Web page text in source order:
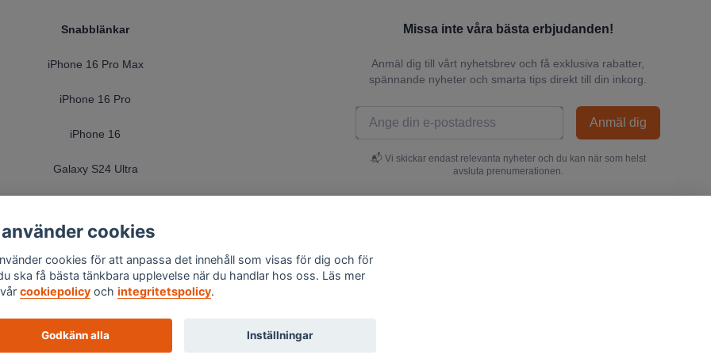
Snabblänkar
iPhone 16 Pro Max
iPhone 16 Pro
iPhone 16
Galaxy S24 Ultra
Galaxy S24
Missa inte våra bästa erbjudanden!
Anmäl dig till vårt nyhetsbrev och få exklusiva rabatter,
spännande nyheter och smarta tips direkt till din inkorg.
Anmäl dig
📬 Vi skickar endast relevanta nyheter och du kan när som helst
avsluta prenumerationen.
© 2026 Skalexperten Sverige AB - Org.nr 559494-1576
cookies
cookies för att anpassa det innehåll som visas för dig och för
ska få bästa tänkbara upplevelse när du handlar hos oss. Läs mer
cookiepolicy och integritetspolicy.
Godkänn alla Inställningar